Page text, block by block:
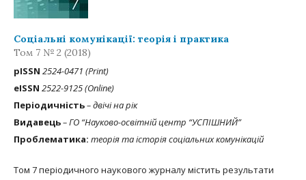
Соціальні комунікації: теорія і практика
Том 7 № 2 (2018)
рISSN 2524-0471 (Print)
eISSN 2522-9125 (Online)
Періодичність– двічі на рік
Видавець– ГО “Науково-освітній центр “УСПІШНИЙ”
Проблематика: теорія та історія соціальних комунікацій
Том 7 періодичного наукового журналу містить результати